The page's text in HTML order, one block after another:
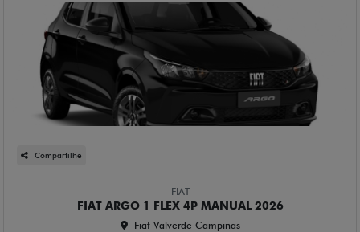
Compartilhe
FIAT
FIAT ARGO 1 FLEX 4P MANUAL 2026
Fiat Valverde Campinas